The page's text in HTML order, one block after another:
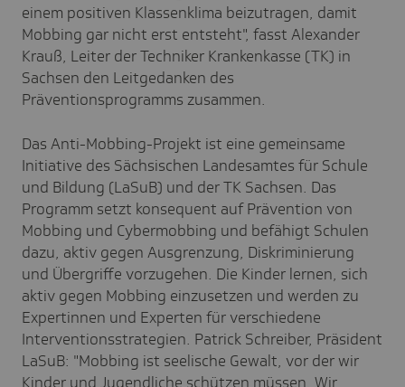
einem positiven Klassenklima beizutragen, damit
Mobbing gar nicht erst entsteht", fasst Alexander
Krauß, Leiter der Techniker Krankenkasse (TK) in
Sachsen den Leitgedanken des
Präventionsprogramms zusammen.
Das Anti-Mobbing-Projekt ist eine gemeinsame
Initiative des Sächsischen Landesamtes für Schule
und Bildung (LaSuB) und der TK Sachsen. Das
Programm setzt konsequent auf Prävention von
Mobbing und Cybermobbing und befähigt Schulen
dazu, aktiv gegen Ausgrenzung, Diskriminierung
und Übergriffe vorzugehen. Die Kinder lernen, sich
aktiv gegen Mobbing einzusetzen und werden zu
Expertinnen und Experten für verschiedene
Interventionsstrategien. Patrick Schreiber, Präsident
LaSuB: "Mobbing ist seelische Gewalt, vor der wir
Kinder und Jugendliche schützen müssen. Wir